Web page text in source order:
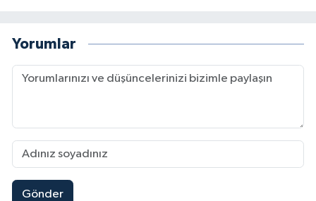
Yorumlar
Gönder